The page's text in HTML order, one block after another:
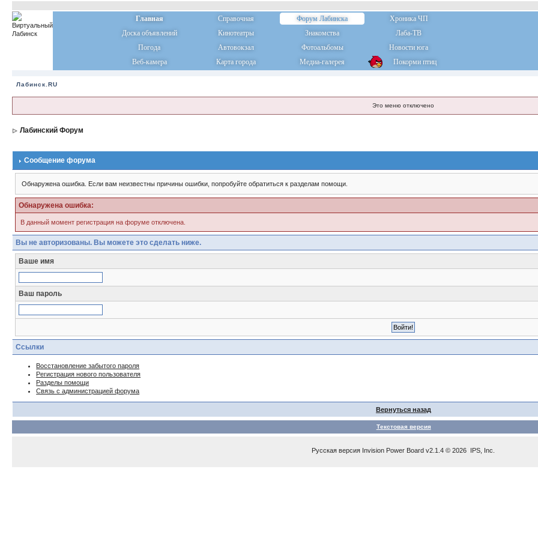
Главная Справочная Форум Лабинска
Хроника ЧП
Доска объявлений
Кинотеатры Знакомства
Лаба-ТВ
Погода
Автовокзал Фотоальбомы
Новости юга
Веб-камера
Карта города Медиа-галерея Покорми птиц
Лабинск.RU
Это меню отключено
Лабинский Форум
Сообщение форума
Обнаружена ошибка. Если вам неизвестны причины ошибки, попробуйте обратиться к разделам помощи.
Обнаружена ошибка:
В данный момент регистрация на форуме отключена.
Вы не авторизованы. Вы можете это сделать ниже.
Ваше имя
Ваш пароль
Ссылки
Восстановление забытого пароля
Регистрация нового пользователя
Разделы помощи
Связь с администрацией форума
Вернуться назад
Текстовая версия
Русская версия Invision Power Board v2.1.4 © 2026 IPS, Inc.